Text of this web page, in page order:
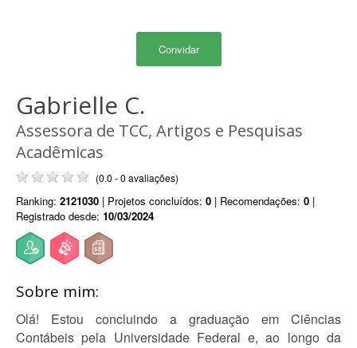
Convidar
Gabrielle C.
Assessora de TCC, Artigos e Pesquisas
Acadêmicas
(0.0 - 0 avaliações)
Ranking: 2121030 | Projetos concluídos: 0 | Recomendações: 0 |
Registrado desde: 10/03/2024
Sobre mim:
Olá! Estou concluindo a graduação em Ciências
Contábeis pela Universidade Federal e, ao longo da